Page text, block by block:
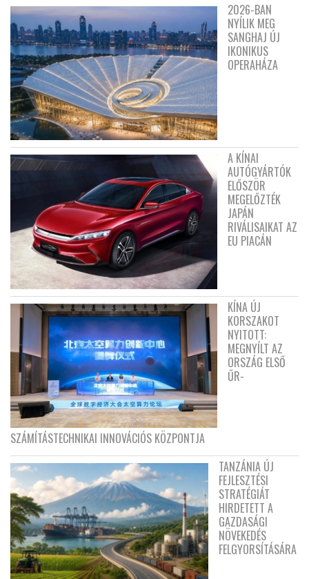
2026-BAN
NYÍLIK MEG
SANGHAJ ÚJ
IKONIKUS
OPERAHÁZA
A KÍNAI
AUTÓGYÁRTÓK
ELŐSZÖR
MEGELŐZTÉK
JAPÁN
RIVÁLISAIKAT AZ
EU PIACÁN
KÍNA ÚJ
KORSZAKOT
NYITOTT:
MEGNYÍLT AZ
ORSZÁG ELSŐ
ŰR-
SZÁMÍTÁSTECHNIKAI INNOVÁCIÓS KÖZPONTJA
TANZÁNIA ÚJ
FEJLESZTÉSI
STRATÉGIÁT
HIRDETETT A
GAZDASÁGI
NÖVEKEDÉS
FELGYORSÍTÁSÁRA